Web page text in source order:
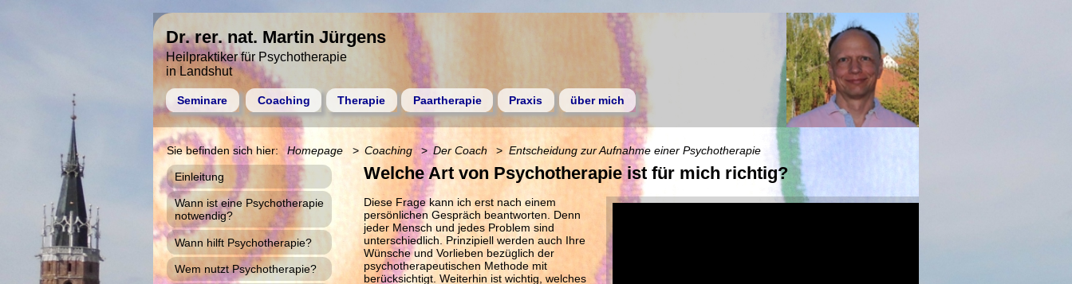
Dr. rer. nat. Martin Jürgens
Heilpraktiker für Psychotherapie
in Landshut
Seminare Coaching Therapie Paartherapie Praxis über mich
Welche Art von Psychotherapie ist für mich richtig?
Diese Frage kann ich erst nach einem
persönlichen Gespräch beantworten. Denn
jeder Mensch und jedes Problem sind
unterschiedlich. Prinzipiell werden auch Ihre
Wünsche und Vorlieben bezüglich der
psychotherapeutischen Methode mit
berücksichtigt. Weiterhin ist wichtig, welches
Homepage Coaching Der Coach Entscheidung zur Aufnahme einer Psychotherapie
Einleitung
Wann ist eine Psychotherapie
notwendig?
Wann hilft Psychotherapie?
Wem nutzt Psychotherapie?